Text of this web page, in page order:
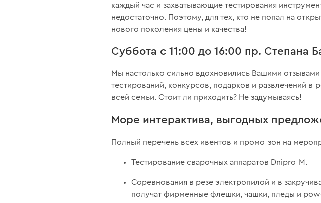
каждый час и захватывающие тестирования
недостаточно. Поэтому, для тех, кто не попал на
нового поколения цены и качества!
Суббота с 11:00 до 16:00 пр. Степана
Мы настолько сильно вдохновились Вашими
тестирований, конкурсов, подарков и развлечений в
всей семьи. Стоит ли приходить? Не задумываясь!
Море интерактива, выгодных
Полный перечень всех ивентов и промо-зон на
Тестирование сварочных аппаратов Dnipro-M.
Соревнования в резе электропилой и в
получат фирменные флешки, чашки, пледы и